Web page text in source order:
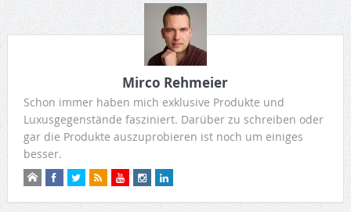
Mirco Rehmeier
Schon immer haben mich exklusive Produkte und
Luxusgegenstände fasziniert. Darüber zu schreiben oder
gar die Produkte auszuprobieren ist noch um einiges
besser.